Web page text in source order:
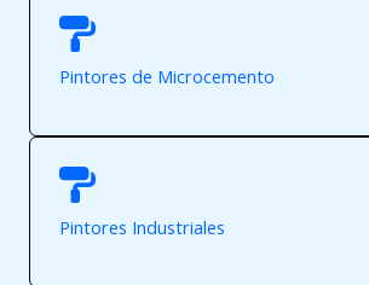
Pintores de Microcemento
Pintores Industriales